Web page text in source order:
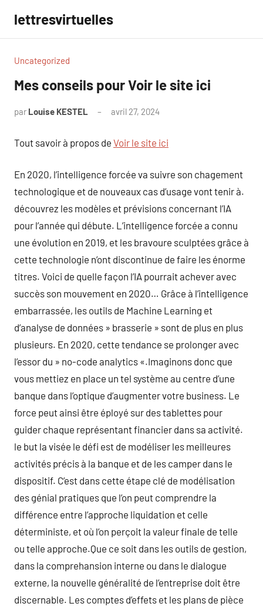
contenu
lettresvirtuelles
Uncategorized
Mes conseils pour Voir le site ici
par Louise KESTEL avril 27, 2024
Tout savoir à propos de Voir le site ici
En 2020, l’intelligence forcée va suivre son chagement
technologique et de nouveaux cas d’usage vont tenir à.
découvrez les modèles et prévisions concernant l’IA
pour l’année qui débute. L’intelligence forcée a connu
une évolution en 2019, et les bravoure sculptées grâce à
cette technologie n’ont discontinue de faire les énorme
titres. Voici de quelle façon l’IA pourrait achever avec
succès son mouvement en 2020… Grâce à l’intelligence
embarrassée, les outils de Machine Learning et
d’analyse de données » brasserie » sont de plus en plus
plusieurs. En 2020, cette tendance se prolonger avec
l’essor du » no-code analytics «.Imaginons donc que
vous mettiez en place un tel système au centre d’une
banque dans l’optique d’augmenter votre business. Le
force peut ainsi être éployé sur des tablettes pour
guider chaque représentant financier dans sa activité.
le but la visée le défi est de modéliser les meilleures
activités précis à la banque et de les camper dans le
dispositif. C’est dans cette étape clé de modélisation
des génial pratiques que l’on peut comprendre la
différence entre l’approche liquidation et celle
déterministe, et où l’on perçoit la valeur finale de telle
ou telle approche.Que ce soit dans les outils de gestion,
dans la comprehansion interne ou dans le dialogue
externe, la nouvelle généralité de l’entreprise doit être
discernable. Les comptes d’effets et les plans de pièce